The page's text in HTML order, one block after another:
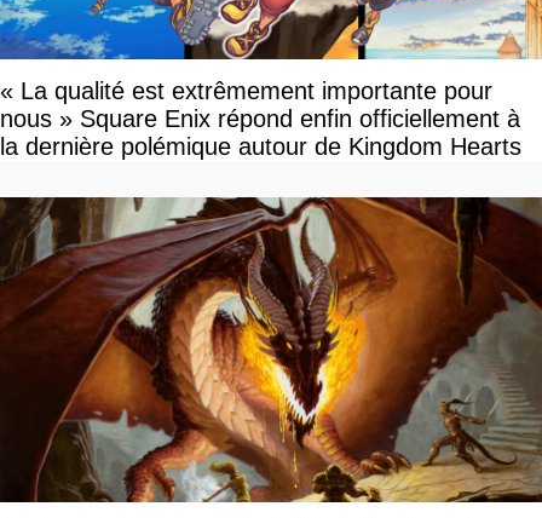
« La qualité est extrêmement importante pour
nous » Square Enix répond enfin officiellement à
la dernière polémique autour de Kingdom Hearts